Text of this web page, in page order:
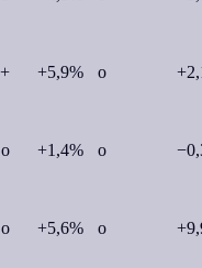
+ +5,9% o
o +1,4% o
o +5,6% o